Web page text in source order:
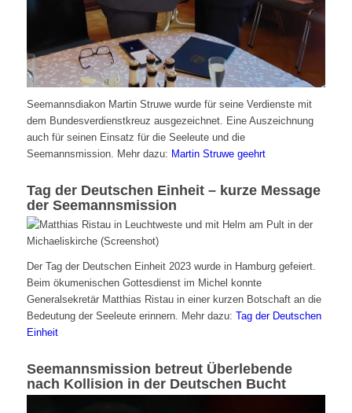
Seemannsdiakon Martin Struwe wurde für seine Verdienste mit
dem Bundesverdienstkreuz ausgezeichnet. Eine Auszeichnung
auch für seinen Einsatz für die Seeleute und die
Seemannsmission. Mehr dazu: Martin Struwe geehrt
Tag der Deutschen Einheit – kurze Message
der Seemannsmission
Der Tag der Deutschen Einheit 2023 wurde in Hamburg gefeiert.
Beim ökumenischen Gottesdienst im Michel konnte
Generalsekretär Matthias Ristau in einer kurzen Botschaft an die
Bedeutung der Seeleute erinnern. Mehr dazu: Tag der Deutschen
Einheit
Seemannsmission betreut Überlebende
nach Kollision in der Deutschen Bucht